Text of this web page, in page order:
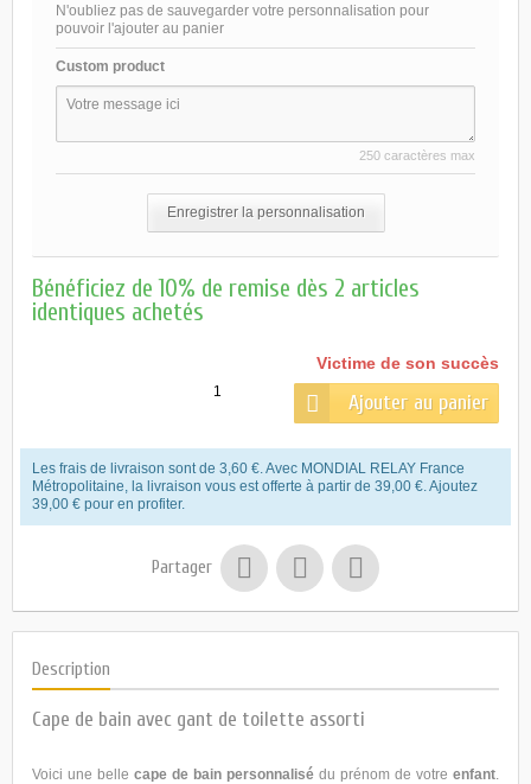
N'oubliez pas de sauvegarder votre personnalisation pour
pouvoir l'ajouter au panier
Custom product
250 caractères max
Enregistrer la personnalisation
Bénéficiez de 10% de remise dès 2 articles
identiques achetés
Victime de son succès
Ajouter au panier
Les frais de livraison sont de 3,60 €. Avec MONDIAL RELAY France
Métropolitaine, la livraison vous est offerte à partir de 39,00 €. Ajoutez
39,00 € pour en profiter.
Partager
Description
Cape de bain avec gant de toilette assorti
Voici une belle cape de bain personnalisé du prénom de votre enfant